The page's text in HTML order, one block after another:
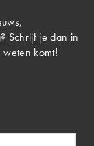
Schrijf je dan in
komt!